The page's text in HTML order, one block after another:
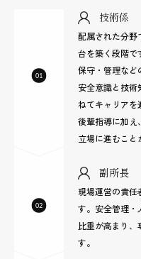
技術係
配属された分野
台を築く段階で
保守・管理など
安全意識と技術
ねてキャリアを
後輩指導に加え
立場に進むこと
副所長
現場運営の責任
す。安全管理・
比重が高まり
す。